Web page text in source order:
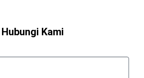
Hubungi Kami